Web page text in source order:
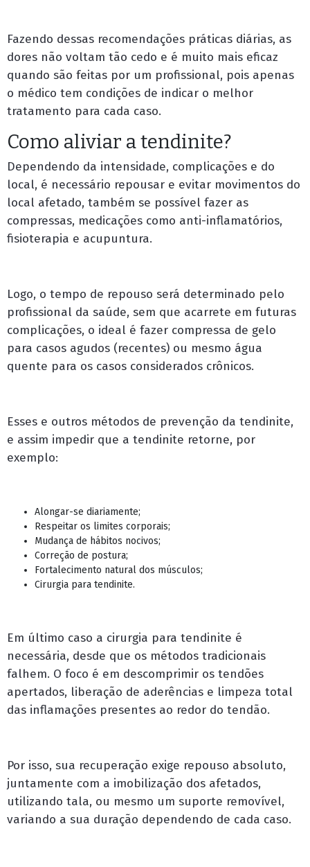
Fazendo dessas recomendações práticas diárias, as
dores não voltam tão cedo e é muito mais eficaz
quando são feitas por um profissional, pois apenas
o médico tem condições de indicar o melhor
tratamento para cada caso.
Como aliviar a tendinite?
Dependendo da intensidade, complicações e do
local, é necessário repousar e evitar movimentos do
local afetado, também se possível fazer as
compressas, medicações como anti-inflamatórios,
fisioterapia e acupuntura.
Logo, o tempo de repouso será determinado pelo
profissional da saúde, sem que acarrete em futuras
complicações, o ideal é fazer compressa de gelo
para casos agudos (recentes) ou mesmo água
quente para os casos considerados crônicos.
Esses e outros métodos de prevenção da tendinite,
e assim impedir que a tendinite retorne, por
exemplo:
Alongar-se diariamente;
Respeitar os limites corporais;
Mudança de hábitos nocivos;
Correção de postura;
Fortalecimento natural dos músculos;
Cirurgia para tendinite.
Em último caso a cirurgia para tendinite é
necessária, desde que os métodos tradicionais
falhem. O foco é em descomprimir os tendões
apertados, liberação de aderências e limpeza total
das inflamações presentes ao redor do tendão.
Por isso, sua recuperação exige repouso absoluto,
juntamente com a imobilização dos afetados,
utilizando tala, ou mesmo um suporte removível,
variando a sua duração dependendo de cada caso.